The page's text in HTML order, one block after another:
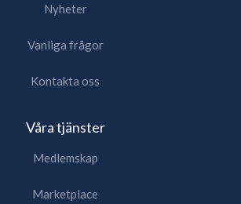
Nyheter
Vanliga frågor
Kontakta oss
Våra tjänster
Medlemskap
Marketplace